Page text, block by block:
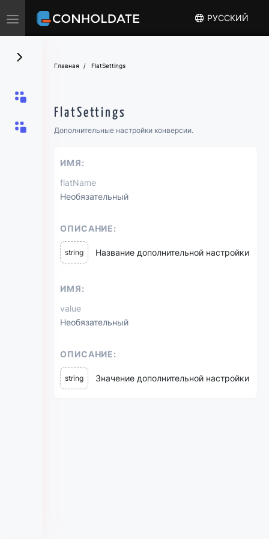
Toggle
navigation
РУССКИЙ
Главная FlatSettings
FlatSettings
Дополнительные настройки конверсии.
ИМЯ:
flatName
Необязательный
ОПИСАНИЕ:
string Название дополнительной настройки
ИМЯ:
value
Необязательный
ОПИСАНИЕ:
string Значение дополнительной настройки